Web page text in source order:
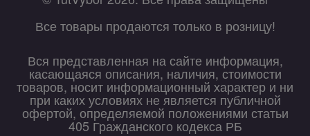
Все товары продаются только в розницу!
Вся представленная на сайте информация,
касающаяся описания, наличия, стоимости
товаров, носит информационный характер и ни
при каких условиях не является публичной
офертой, определяемой положениями статьи
405 Гражданского кодекса РБ